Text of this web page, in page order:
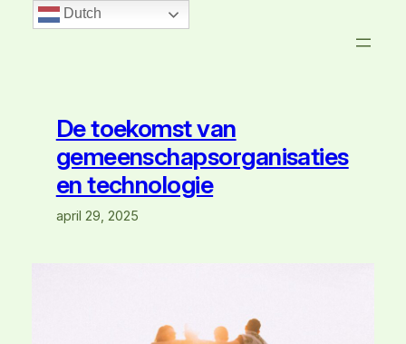
De toekomst van
gemeenschapsorganisaties
en technologie
april 29, 2025
Dutch